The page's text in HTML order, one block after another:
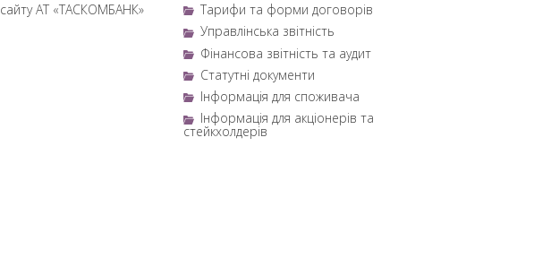
АТ «ТАСКОМБАНК»
Тарифи та форми договорів
Управлінська звітність
Фінансова звітність та аудит
Статутні документи
Інформація для споживача
Інформація для акціонерів та
стейкхолдерів